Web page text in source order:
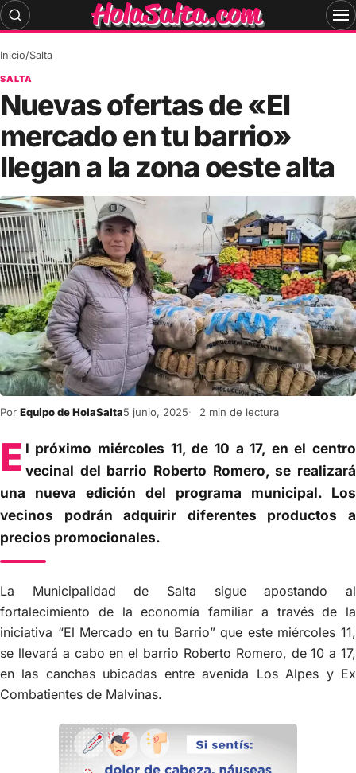
Skip
to
Inicio/Salta
SALTA
Nuevas ofertas de «El
mercado en tu barrio»
llegan a la zona oeste alta
Por Equipo de HolaSalta5 junio, 2025 2 min de lectura
E l próximo miércoles 11, de 10 a 17, en el centro
vecinal del barrio Roberto Romero, se realizará
una nueva edición del programa municipal. Los
vecinos podrán adquirir diferentes productos a
precios promocionales.
La Municipalidad de Salta sigue apostando al
fortalecimiento de la economía familiar a través de la
iniciativa “El Mercado en tu Barrio” que este miércoles 11,
se llevará a cabo en el barrio Roberto Romero, de 10 a 17,
en las canchas ubicadas entre avenida Los Alpes y Ex
Combatientes de Malvinas.